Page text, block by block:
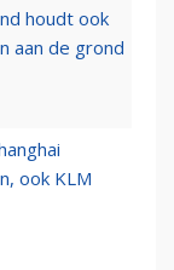
houdt ook
aan de grond
ook KLM